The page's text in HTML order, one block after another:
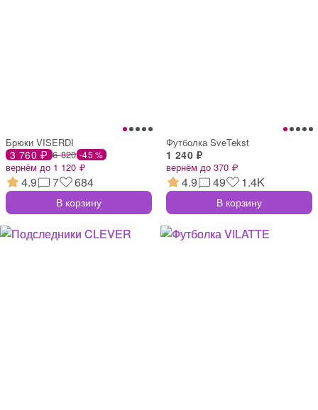
Брюки VISERDI
3 760 ₽ 6 820 -45 %
вернём до 1 120 ₽
4.9 7 684
В корзину
Футболка SveTekst
1 240 ₽
вернём до 370 ₽
4.9 49 1.4K
В корзину